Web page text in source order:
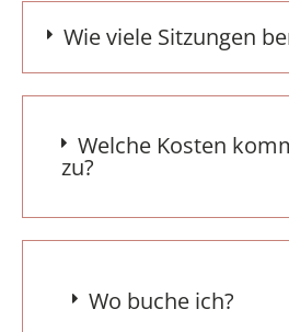
Wie viele Sitzungen
Welche Kosten
zu?
Wo buche ich?